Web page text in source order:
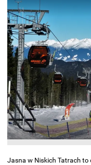
Jasna w Niskich Tatrach to